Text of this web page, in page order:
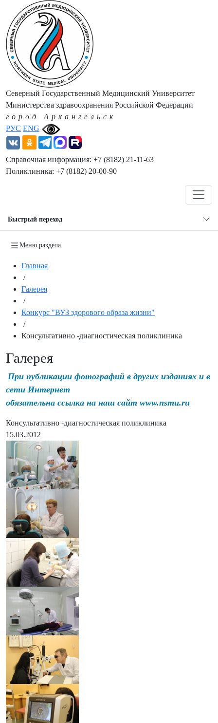
РУС ENG
Северный Государственный Медицинский Университет
Министерства здравоохранения Российской Федерации
город Архангельск
Справочная информация: +7 (8182) 21-11-63
Поликлиника: +7 (8182) 20-00-90
Быстрый переход
Меню раздела
Главная
/
Галерея
/
Конкурс "ВУЗ здорового образа жизни"
/
Консультативно -диагностическая поликлиника
Галерея
При публикации фотографий в других изданиях и в
сети Интернет
обязательна ссылка на наш сайт www.nsmu.ru
Консультативно -диагностическая поликлиника
15.03.2012